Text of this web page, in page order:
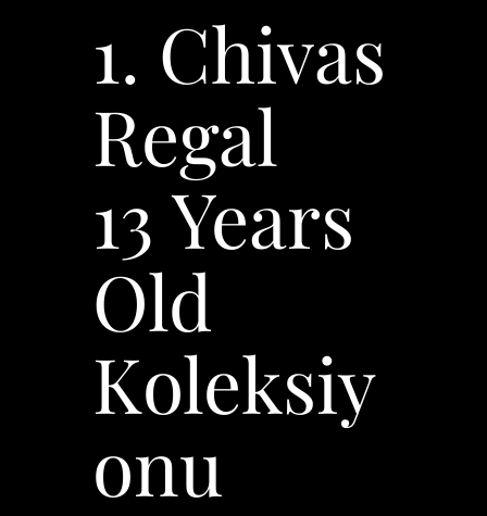
1. Chivas
Regal
13 Years
Old
Koleksiy
onu